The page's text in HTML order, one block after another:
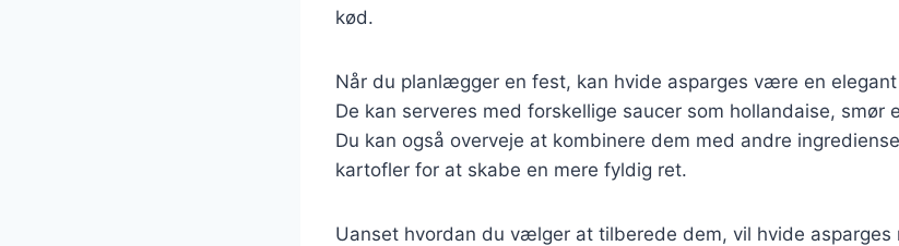
kød.
Når du planlægger en fest, kan hvide asparges være en
De kan serveres med forskellige saucer som hollandaise, smør
Du kan også overveje at kombinere dem med andre
kartofler for at skabe en mere fyldig ret.
Uanset hvordan du vælger at tilberede dem, vil hvide